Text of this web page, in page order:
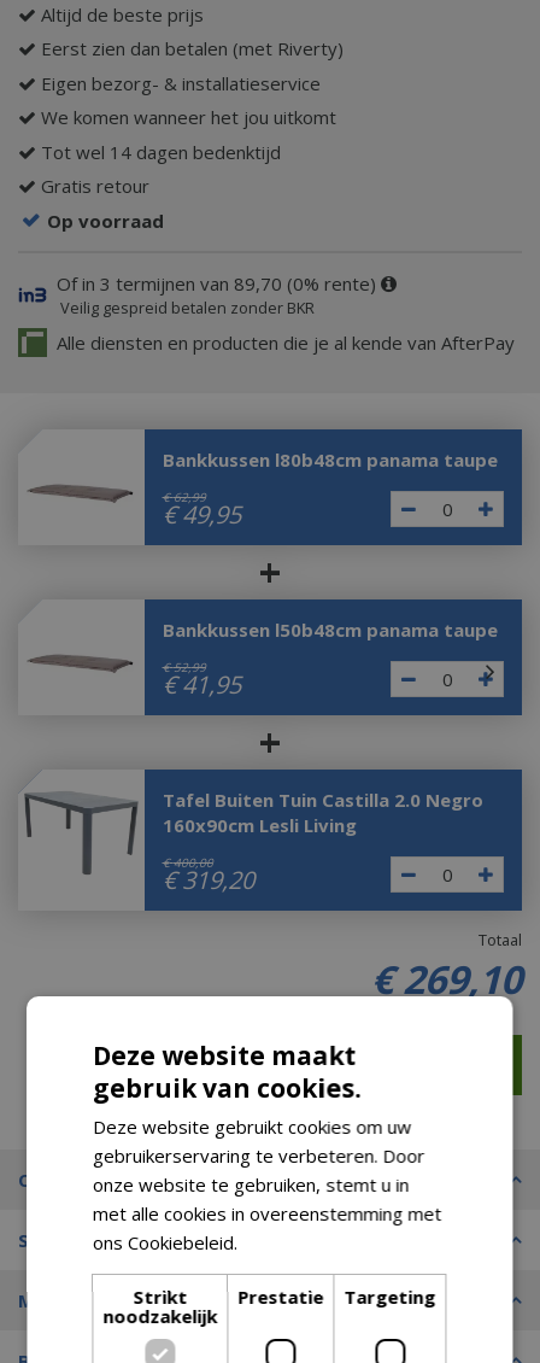
Altijd de beste prijs
Eerst zien dan betalen (met Riverty)
Eigen bezorg- & installatieservice
We komen wanneer het jou uitkomt
Tot wel 14 dagen bedenktijd
Gratis retour
Op voorraad
Of in 3 termijnen van 89,70 (0% rente)
Veilig gespreid betalen zonder BKR
Alle diensten en producten die je al kende van AfterPay
Bankkussen l80b48cm panama taupe
€ 62,99
€ 49,95
+
Bankkussen l50b48cm panama taupe
€ 52,99
€ 41,95
+
Tafel Buiten Tuin Castilla 2.0 Negro
160x90cm Lesli Living
€ 400,00
€ 319,20
Totaal
€ 269,10
Omschrijving
Specificaties
Merk
Deze website maakt
gebruik van cookies.
Deze website gebruikt cookies om uw
gebruikerservaring te verbeteren. Door
onze website te gebruiken, stemt u in
met alle cookies in overeenstemming met
ons Cookiebeleid.
Strikt
noodzakelijk
Prestatie Targeting